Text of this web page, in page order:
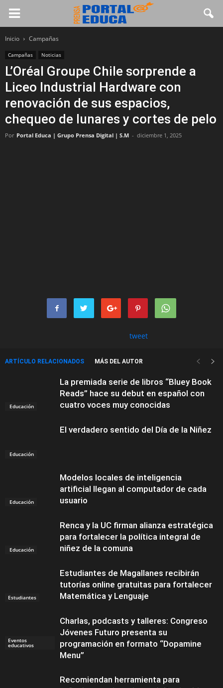
Inicio Campañas
Campañas Noticias
L’Oréal Groupe Chile sorprende a
Liceo Industrial Hardware con
renovación de sus espacios,
chequeo de lunares y cortes de pelo
Por Portal Educa | Grupo Prensa Digital | S.M - diciembre 1, 2025
tweet
ARTÍCULO RELACIONADOS MÁS DEL AUTOR
Educación
La premiada serie de libros “Bluey Book
Reads” hace su debut en español con
cuatro voces muy conocidas
Educación
El verdadero sentido del Día de la Niñez
Educación
Modelos locales de inteligencia
artificial llegan al computador de cada
usuario
Educación
Renca y la UC firman alianza estratégica
para fortalecer la política integral de
niñez de la comuna
Estudiantes
Estudiantes de Magallanes recibirán
tutorías online gratuitas para fortalecer
Matemática y Lenguaje
Eventos
educativos
Charlas, podcasts y talleres: Congreso
Jóvenes Futuro presenta su
programación en formato “Dopamine
Menu”
Recomiendan herramienta para